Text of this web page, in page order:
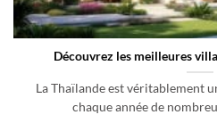
Découvrez les meilleures
La Thaïlande est véritablement
chaque année de